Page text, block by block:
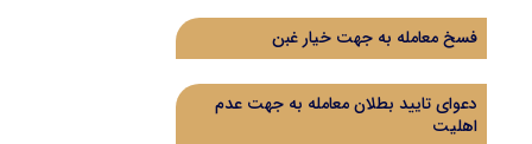
فسخ معامله به جهت خیار غبن
دعوای تایید بطلان معامله به جهت عدم
اهلیت